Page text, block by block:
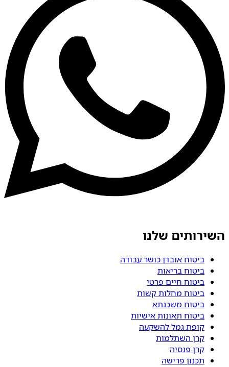
השירותים שלנו
ביטוח אובדן כושר עבודה
ביטוח בריאות
ביטוח חיים פרטי
ביטוח מחלות קשות
ביטוח משכנתא
ביטוח תאונות אישיות
קופת גמל להשקעה
קרן השתלמות
קרן פנסיה
תכנון פרישה